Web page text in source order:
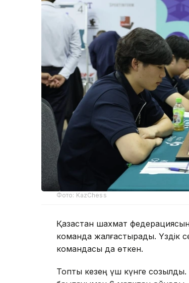
Фото: KazChess
Қазақстан шахмат
команда жалғастырады. Үздік
командасы да өткен.
Топтық кезең үш күнге